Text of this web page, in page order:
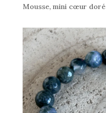
Mousse, mini cœur doré